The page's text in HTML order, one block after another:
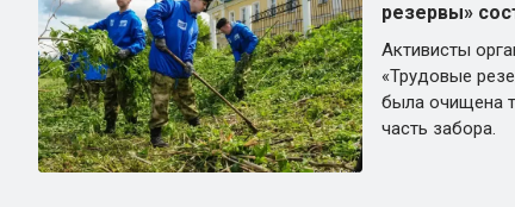
резервы»
Активисты
«Трудовые
была очищена
часть забора.